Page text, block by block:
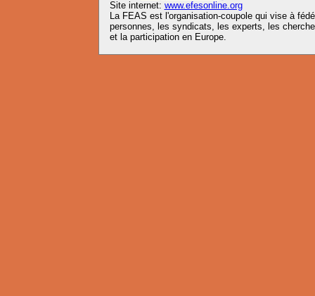
Site internet: www.efesonline.org
La FEAS est l'organisation-coupole qui vise à
personnes, les syndicats, les experts, les
et la participation en Europe.